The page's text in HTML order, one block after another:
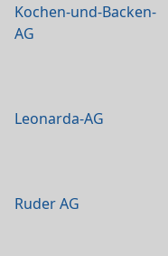
Kochen-und-Backen-
AG
Leonarda-AG
Ruder AG